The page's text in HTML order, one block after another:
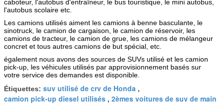
caboteur, l'autobus d'entraîneur, le bus touristique, le mini autobus,
l'autobus scolaire etc.
Les camions utilisés aiment les camions à benne basculante, le
sinotruck, le camion de cargaison, le camion de réservoir, les
camions de tracteur, le camion de grue, les camions de mélangeur
concret et tous autres camions de but spécial, etc.
également nous avons des sources de SUVs utilisé et les camion
pick-up, les véhicules utilisés par approvisionnement basés sur
votre service des demandes est disponible.
Étiquettes: suv utilisé de crv de Honda ,
camion pick-up diesel utilisés , 2èmes voitures de suv de main